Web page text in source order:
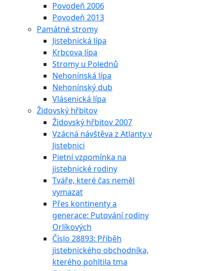
Povodeň 2006
Povodeň 2013
Památné stromy
Jistebnická lípa
Krbcova lípa
Stromy u Polednů
Nehonínská lípa
Nehonínský dub
Vlásenická lípa
Židovský hřbitov
Židovský hřbitov 2007
Vzácná návštěva z Atlanty v
Jistebnici
Pietní vzpomínka na
jistebnické rodiny
Tváře, které čas neměl
vymazat
Přes kontinenty a
generace: Putování rodiny
Orlíkových
Číslo 28893: Příběh
jistebnického obchodníka,
kterého pohltila tma